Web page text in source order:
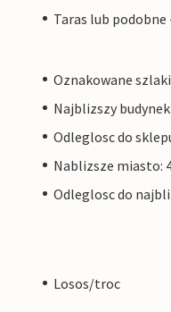
Taras lub podobne
Oznakowane
Najblizszy
Odleglosc do
Nablizsze miasto:
Odleglosc do
Losos/troc